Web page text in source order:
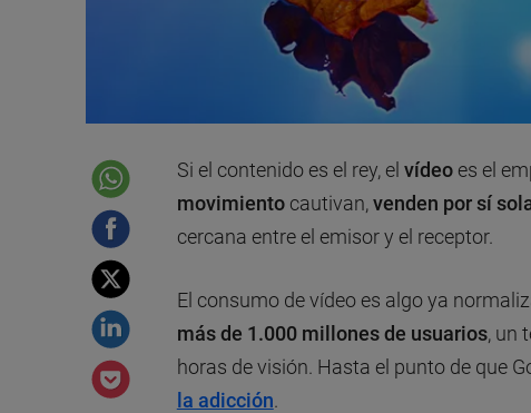
Si el contenido es el rey, el vídeoes el
movimientocautivan,venden por sí
cercana entre el emisor y el receptor.
El consumo de vídeo es algo ya
más de 1.000 millones de usuarios, un
horas de visión. Hasta el punto de que
la adicción